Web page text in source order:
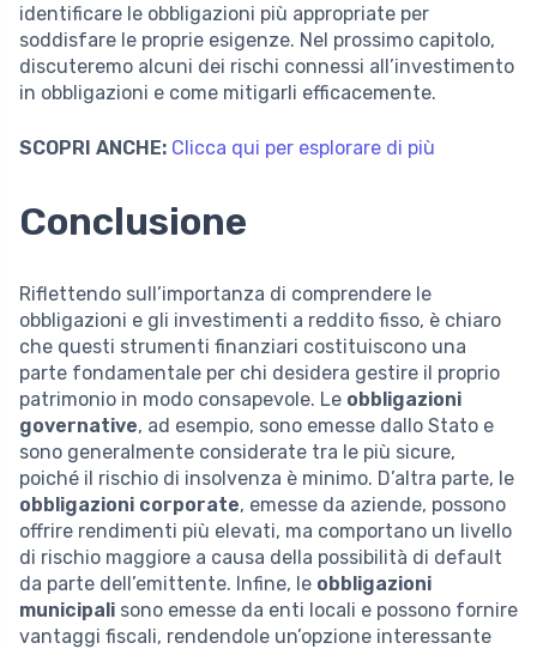
identificare le obbligazioni più appropriate per
soddisfare le proprie esigenze. Nel prossimo capitolo,
discuteremo alcuni dei rischi connessi all’investimento
in obbligazioni e come mitigarli efficacemente.
SCOPRI ANCHE: Clicca qui per esplorare di più
Conclusione
Riflettendo sull’importanza di comprendere le
obbligazioni e gli investimenti a reddito fisso, è chiaro
che questi strumenti finanziari costituiscono una
parte fondamentale per chi desidera gestire il proprio
patrimonio in modo consapevole. Le obbligazioni
governative, ad esempio, sono emesse dallo Stato e
sono generalmente considerate tra le più sicure,
poiché il rischio di insolvenza è minimo. D’altra parte, le
obbligazioni corporate, emesse da aziende, possono
offrire rendimenti più elevati, ma comportano un livello
di rischio maggiore a causa della possibilità di default
da parte dell’emittente. Infine, le obbligazioni
municipali sono emesse da enti locali e possono fornire
vantaggi fiscali, rendendole un’opzione interessante